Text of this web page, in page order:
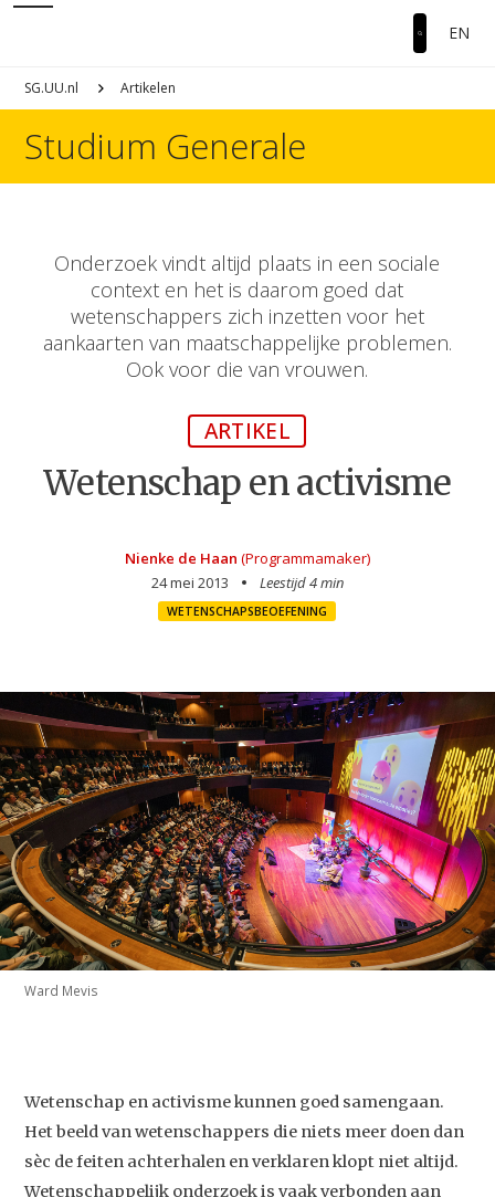
EN
SG.UU.nl Artikelen
Studium Generale
Onderzoek vindt altijd plaats in een sociale
context en het is daarom goed dat
wetenschappers zich inzetten voor het
aankaarten van maatschappelijke problemen.
Ook voor die van vrouwen.
ARTIKEL
Wetenschap en activisme
Nienke de Haan (Programmamaker)
24 mei 2013
Leestijd 4 min
WETENSCHAPSBEOEFENING
Ward Mevis
Wetenschap en activisme kunnen goed samengaan.
Het beeld van wetenschappers die niets meer doen dan
sèc de feiten achterhalen en verklaren klopt niet altijd.
Wetenschappelijk onderzoek is vaak verbonden aan